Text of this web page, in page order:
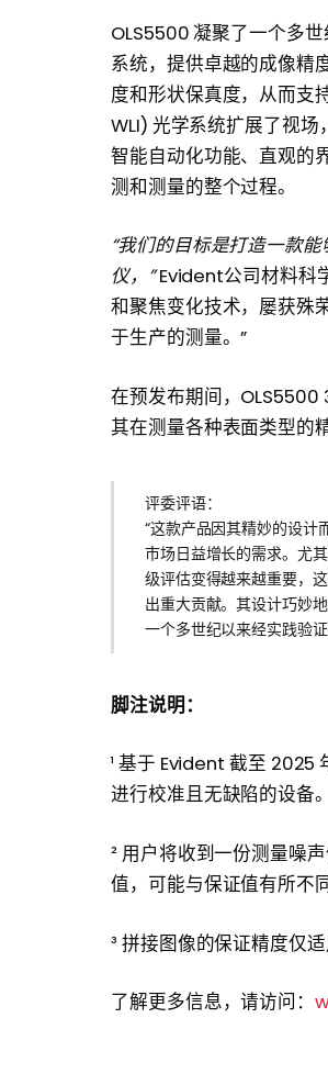
OLS5500 凝聚了一个多
系统，提供卓越的成像精
度和形状保真度，从而支
WLI) 光学系统扩展了视
智能自动化功能、直观的
测和测量的整个过程。
“我们的目标是打造一款
仪，”Evident公司材料科
和聚焦变化技术，屡获殊
于生产的测量。”
在预发布期间，OLS5500
其在测量各种表面类型的
评委评语：
“这款产品因其精妙的设计
市场日益增长的需求。尤
级评估变得越来越重要，
出重大贡献。其设计巧妙
一个多世纪以来经实践验
脚注说明：
¹ 基于 Evident 截至 2025
进行校准且无缺陷的设备
² 用户将收到一份测量噪
值，可能与保证值有所不同
³ 拼接图像的保证精度仅
了解更多信息，请访问：